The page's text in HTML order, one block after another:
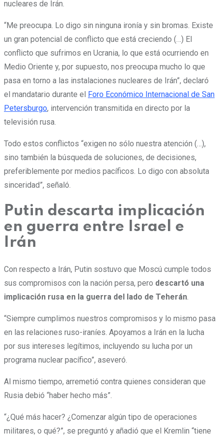
nucleares de Irán.
“Me preocupa. Lo digo sin ninguna ironía y sin bromas. Existe
un gran potencial de conflicto que está creciendo (…) El
conflicto que sufrimos en Ucrania, lo que está ocurriendo en
Medio Oriente y, por supuesto, nos preocupa mucho lo que
pasa en torno a las instalaciones nucleares de Irán”, declaró
el mandatario durante el Foro Económico Internacional de San
Petersburgo, intervención transmitida en directo por la
televisión rusa.
Todo estos conflictos “exigen no sólo nuestra atención (…),
sino también la búsqueda de soluciones, de decisiones,
preferiblemente por medios pacíficos. Lo digo con absoluta
sinceridad”, señaló.
Putin descarta implicación
en guerra entre Israel e
Irán
Con respecto a Irán, Putin sostuvo que Moscú cumple todos
sus compromisos con la nación persa, pero descartó una
implicación rusa en la guerra del lado de Teherán.
“Siempre cumplimos nuestros compromisos y lo mismo pasa
en las relaciones ruso-iraníes. Apoyamos a Irán en la lucha
por sus intereses legítimos, incluyendo su lucha por un
programa nuclear pacífico”, aseveró.
Al mismo tiempo, arremetió contra quienes consideran que
Rusia debió “haber hecho más”.
“¿Qué más hacer? ¿Comenzar algún tipo de operaciones
militares, o qué?”, se preguntó y añadió que el Kremlin “tiene